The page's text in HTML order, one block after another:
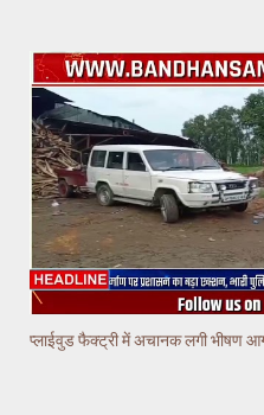
प्लाईवुड फैक्ट्री में अचानक लगी भीषण